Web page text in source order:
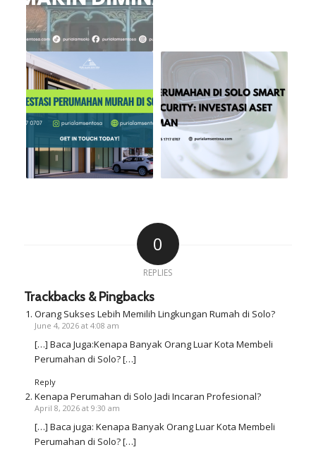
0
REPLIES
Trackbacks & Pingbacks
Orang Sukses Lebih Memilih Lingkungan Rumah di Solo?
June 4, 2026 at 4:08 am
[…] Baca Juga:Kenapa Banyak Orang Luar Kota Membeli
Perumahan di Solo? […]
Reply
Kenapa Perumahan di Solo Jadi Incaran Profesional?
April 8, 2026 at 9:30 am
[…] Baca juga: Kenapa Banyak Orang Luar Kota Membeli
Perumahan di Solo? […]